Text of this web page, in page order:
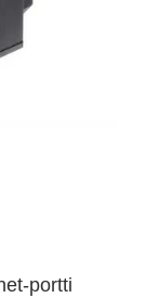
portti